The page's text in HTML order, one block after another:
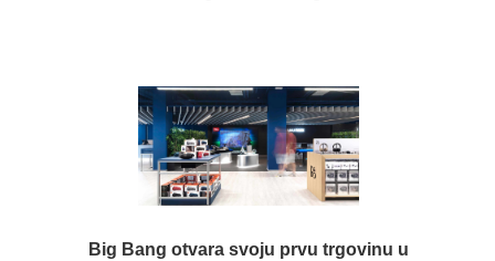
Big Bang otvara svoju prvu trgovinu u